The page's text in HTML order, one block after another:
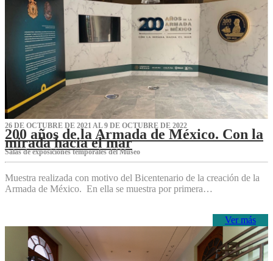
26 DE OCTUBRE DE 2021 AL 9 DE OCTUBRE DE 2022
200 años de la Armada de México. Con la
mirada hacia el mar
Salas de exposiciones temporales del Museo‌
Muestra realizada con motivo del Bicentenario de la creación de la
Armada de México. En ella se muestra por primera…
Ver más